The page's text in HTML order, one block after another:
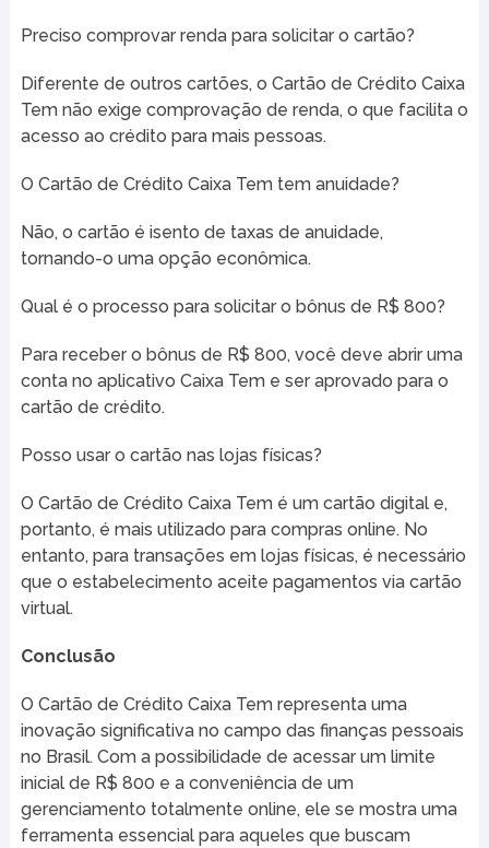
Preciso comprovar renda para solicitar o cartão?
Diferente de outros cartões, o Cartão de Crédito Caixa
Tem não exige comprovação de renda, o que facilita o
acesso ao crédito para mais pessoas.
O Cartão de Crédito Caixa Tem tem anuidade?
Não, o cartão é isento de taxas de anuidade,
tornando-o uma opção econômica.
Qual é o processo para solicitar o bônus de R$ 800?
Para receber o bônus de R$ 800, você deve abrir uma
conta no aplicativo Caixa Tem e ser aprovado para o
cartão de crédito.
Posso usar o cartão nas lojas físicas?
O Cartão de Crédito Caixa Tem é um cartão digital e,
portanto, é mais utilizado para compras online. No
entanto, para transações em lojas físicas, é necessário
que o estabelecimento aceite pagamentos via cartão
virtual.
Conclusão
O Cartão de Crédito Caixa Tem representa uma
inovação significativa no campo das finanças pessoais
no Brasil. Com a possibilidade de acessar um limite
inicial de R$ 800 e a conveniência de um
gerenciamento totalmente online, ele se mostra uma
ferramenta essencial para aqueles que buscam